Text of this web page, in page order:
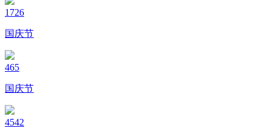
1726
国庆节
465
国庆节
4542